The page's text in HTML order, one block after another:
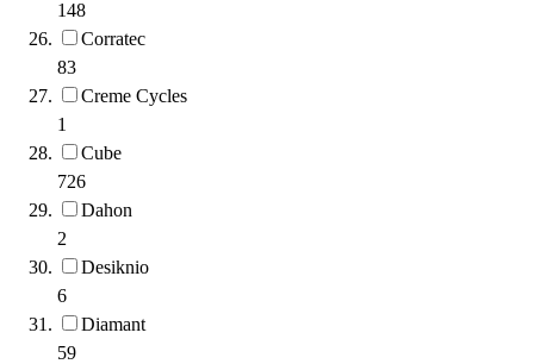
148
Corratec
83
Creme Cycles
1
Cube
726
Dahon
2
Desiknio
6
Diamant
59